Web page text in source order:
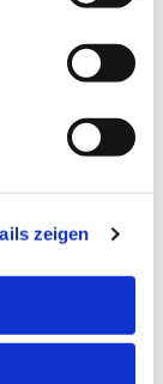
zeigen